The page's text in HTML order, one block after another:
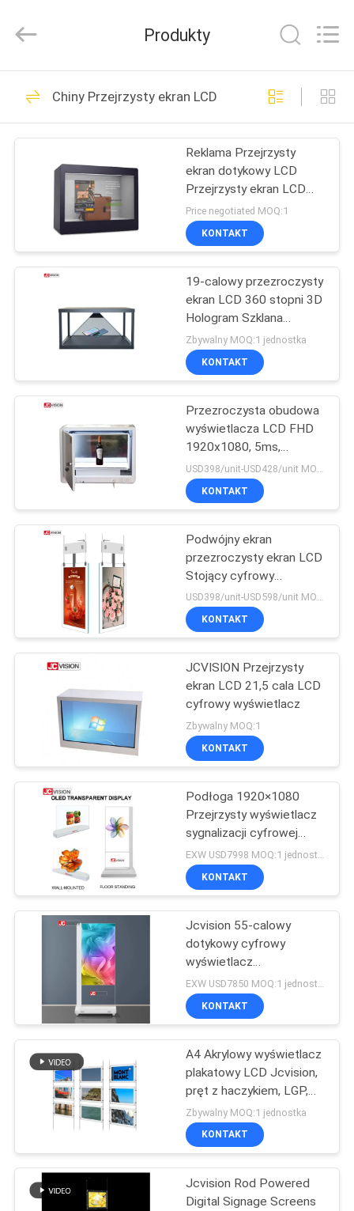
DOM
PRODUKTY
WYCIECZKA
FABRYCE
JAKOŚCI
SKONTAKTUJ
NAMI
AKTUALNOŚCI
WSZYSTKIE
PRZYPADKI
POPROSIĆ
O
WYCENĘ
SITEMAP
POLITYKA
PRYWATNOŚCI
Interactive
Technology
All
Reserved.
Wyświetlacz
sygnalizacji
cyfrowej na
zewnątrz
40
wyświetlacze
sygnalizacji
cyfrowej w
pomieszczeniach
105
Wyświetlacz LCD do
ściany wideo
32
Inteligentna tablica
interaktywna
61
Interaktywny płaski
wyświetlacz
49
Przenośny skaner
dokumentów
Płyta do pisania
LCD
Produkty
Chiny Przejrzysty ekran LCD
Reklama Przejrzysty
ekran dotykowy LCD
Przejrzysty ekran LCD
21,5 cali
Price negotiated MOQ:1
KONTAKT
19-calowy przezroczysty
ekran LCD 360 stopni 3D
Hologram Szklana
Piramida Prezentacyjna
Zbywalny MOQ:1 jednostka
KONTAKT
Przezroczysta obudowa
wyświetlacza LCD FHD
1920x1080, 5ms,
przezroczysty ekran
dotykowy
KONTAKT
Podwójny ekran
przezroczysty ekran LCD
Stojący cyfrowy
wyświetlacz LCD
USD398/unit-USD598/unit MOQ:1 jednostka
KONTAKT
JCVISION Przejrzysty
ekran LCD 21,5 cala LCD
cyfrowy wyświetlacz
Zbywalny MOQ:1
KONTAKT
Podłoga 1920×1080
Przejrzysty wyświetlacz
sygnalizacji cyfrowej
Wysoka jasność
KONTAKT
Jcvision 55-calowy
dotykowy cyfrowy
wyświetlacz
przezroczysty OLED
system Windows Android
KONTAKT
A4 Akrylowy wyświetlacz
plakatowy LCD Jcvision,
pręt z haczykiem, LGP,
grubość 8 mm
Zbywalny MOQ:1 jednostka
KONTAKT
Jcvision Rod Powered
Digital Signage Screens